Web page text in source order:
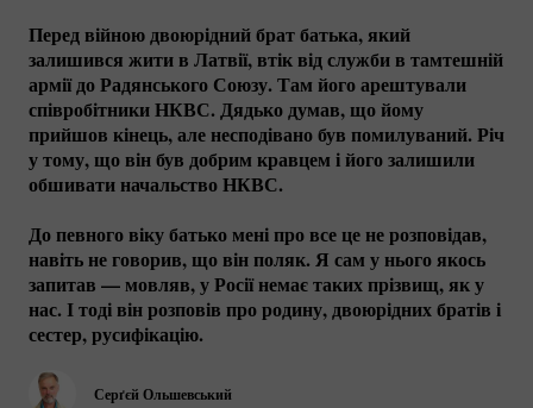
Серґєй Ольшевський
Перед війною двоюрідний брат батька, який
залишився жити в Латвії, втік від служби в тамтешній
армії до Радянського Союзу. Там його арештували
співробітники НКВС. Дядько думав, що йому
прийшов кінець, але несподівано був помилуваний. Річ
у тому, що він був добрим кравцем і його залишили
обшивати начальство НКВС.
До певного віку батько мені про все це не розповідав,
навіть не говорив, що він поляк. Я сам у нього якось
запитав — мовляв, у Росії немає таких прізвищ, як у
нас. І тоді він розповів про родину, двоюрідних братів і
сестер, русифікацію.